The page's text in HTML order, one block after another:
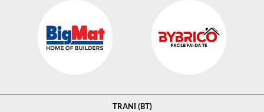
TRANI (BT)